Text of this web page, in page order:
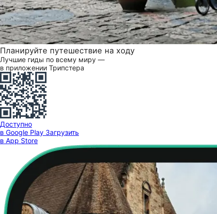
Планируйте путешествие на ходу
Лучшие гиды по всему миру —
в приложении Трипстера
Доступно
в Google Play Загрузить
в App Store